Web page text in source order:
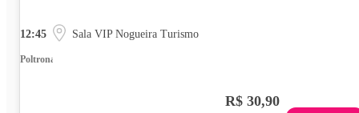
12:45 Sala VIP Nogueira Turismo
Poltrona
R$ 30,90